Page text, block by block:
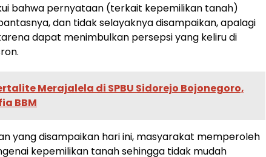
bahwa pernyataan (terkait kepemilikan tanah)
dan tidak selayaknya disampaikan, apalagi
dapat menimbulkan persepsi yang keliru di
Merajalela di SPBU Sidorejo Bojonegoro,
BBM
yang disampaikan hari ini, masyarakat memperoleh
kepemilikan tanah sehingga tidak mudah